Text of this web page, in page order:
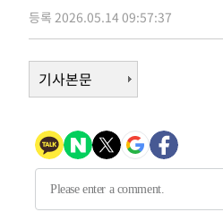
-10742초 전 > [속보]코스피, 119.51
-7189초 전 >6월 경상수지 497.3억
-7140초 전 >서울 낮 39도 '폭염중
-4502초 전 >
0.49%↑
1시간 전 >[속보] 이란 대통령 "지금
3년 인터뷰
5시간 전 >[속보] "이란-오만, 호르무
-31701초 전 > "여기 떨어졌다"…다
등록 2026.05.14 09:57:37
기사본문